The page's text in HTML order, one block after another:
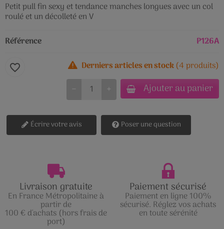
Petit pull fin sexy et tendance manches longues avec un col
roulé et un décolleté en V
Référence
P126A
Derniers articles en stock(4 produits)
+
− Ajouter au panier
favorite_border
Écrire votre avis Poser une question
Livraison gratuite
En France Métropolitaine à
partir de
100 € d'achats (hors frais de
port)
Paiement sécurisé
Paiement en ligne 100%
sécurisé. Réglez vos achats
en toute sérénité